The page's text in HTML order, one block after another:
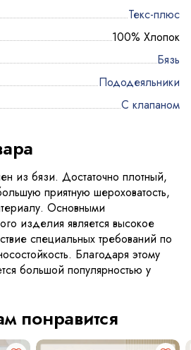
Текс-плюс
100% Хлопок
Бязь
Пододеяльники
С клапаном
из бязи. Достаточно плотный,
приятную шероховатость,
Основными
изделия является высокое
специальных требований по
Благодаря этому
большой популярностью у
понравится